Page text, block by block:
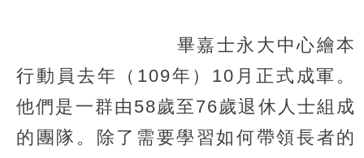
畢嘉士永大中心繪本
行動員去年（109年）10月正式成軍。
他們是一群由58歲至76歲退休人士組成
的團隊。除了需要學習如何帶領長者的